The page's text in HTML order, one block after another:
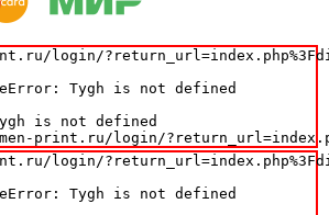
login/
Tygh is not defined
is not defined
print.ru/login/
login/
Tygh is not defined